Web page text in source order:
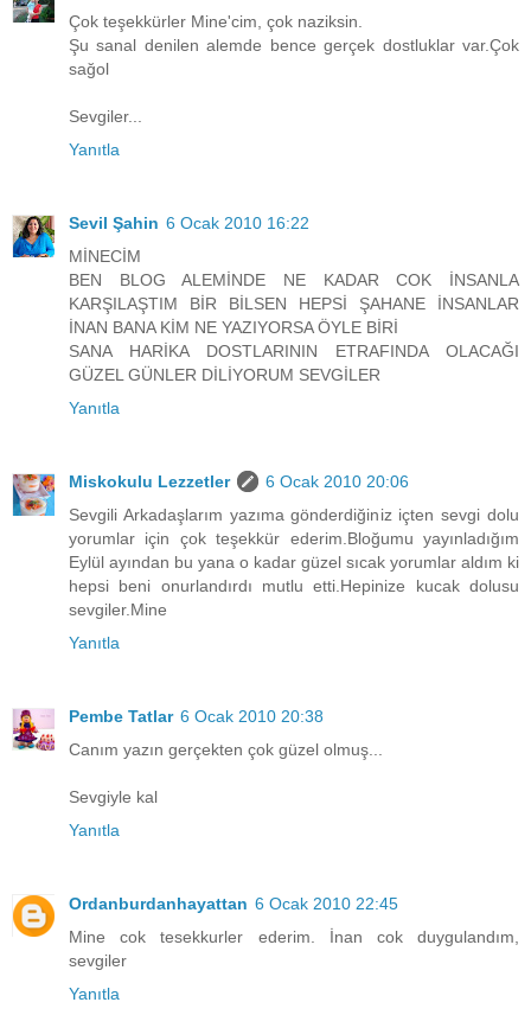
Çok teşekkürler Mine'cim, çok naziksin.
Şu sanal denilen alemde bence gerçek dostluklar var.Çok
sağol
Sevgiler...
Yanıtla
Sevil Şahin 6 Ocak 2010 16:22
MİNECİM
BEN BLOG ALEMİNDE NE KADAR COK İNSANLA
KARŞILAŞTIM BİR BİLSEN HEPSİ ŞAHANE İNSANLAR
İNAN BANA KİM NE YAZIYORSA ÖYLE BİRİ
SANA HARİKA DOSTLARININ ETRAFINDA OLACAĞI
GÜZEL GÜNLER DİLİYORUM SEVGİLER
Yanıtla
Miskokulu Lezzetler
6 Ocak 2010 20:06
Sevgili Arkadaşlarım yazıma gönderdiğiniz içten sevgi dolu
yorumlar için çok teşekkür ederim.Bloğumu yayınladığım
Eylül ayından bu yana o kadar güzel sıcak yorumlar aldım ki
hepsi beni onurlandırdı mutlu etti.Hepinize kucak dolusu
sevgiler.Mine
Yanıtla
Pembe Tatlar 6 Ocak 2010 20:38
Canım yazın gerçekten çok güzel olmuş...
Sevgiyle kal
Yanıtla
Ordanburdanhayattan 6 Ocak 2010 22:45
Mine cok tesekkurler ederim. İnan cok duygulandım,
sevgiler
Yanıtla